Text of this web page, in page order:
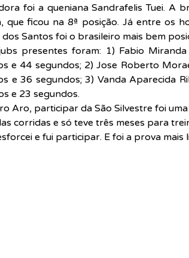
foi a queniana Sandrafelis Tuei. A
que ficou na 8ª posição. Já entre os
Santos foi o brasileiro mais bem
presentes foram: 1) Fabio
e 44 segundos; 2) Jose Roberto
e 36 segundos; 3) Vanda Aparecida
e 23 segundos.
Aro, participar da São Silvestre foi
corridas e só teve três meses para
e fui participar. E foi a prova mais